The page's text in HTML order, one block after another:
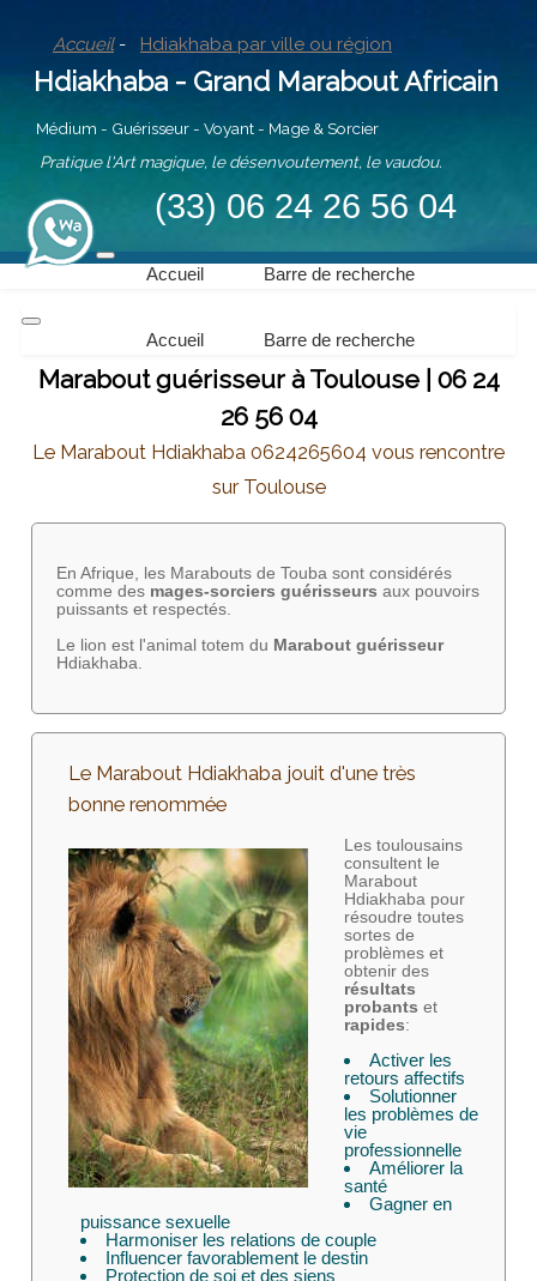
Accueil - Hdiakhaba par ville ou région
Hdiakhaba - Grand Marabout Africain
Médium - Guérisseur - Voyant - Mage & Sorcier
Pratique l'Art magique, le désenvoutement, le vaudou.
(33) 06 24 26 56 04
Accueil Barre de recherche
Accueil Barre de recherche
Marabout guérisseur à Toulouse | 06 24
26 56 04
Le Marabout Hdiakhaba 0624265604 vous rencontre
sur Toulouse
En Afrique, les Marabouts de Touba sont considérés
comme des mages-sorciers guérisseurs aux pouvoirs
puissants et respectés.
Le lion est l'animal totem du Marabout guérisseur
Hdiakhaba.
Le Marabout Hdiakhaba jouit d'une très
bonne renommée
Les toulousains
consultent le
Marabout
Hdiakhaba pour
résoudre toutes
sortes de
problèmes et
obtenir des
résultats
probants et
rapides:
Activer les
retours affectifs
Solutionner
les problèmes de
vie
professionnelle
Améliorer la
santé
Gagner en
puissance sexuelle
Harmoniser les relations de couple
Influencer favorablement le destin
Protection de soi et des siens